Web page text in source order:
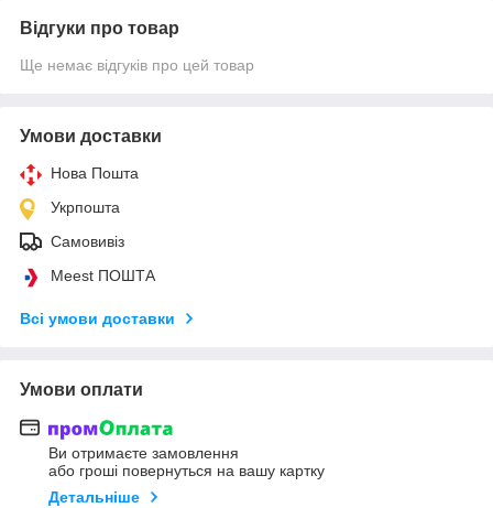
Відгуки про товар
Ще немає відгуків про цей товар
Умови доставки
Нова Пошта
Укрпошта
Самовивіз
Meest ПОШТА
Всі умови доставки
Умови оплати
Ви отримаєте замовлення
або гроші повернуться на вашу картку
Детальніше